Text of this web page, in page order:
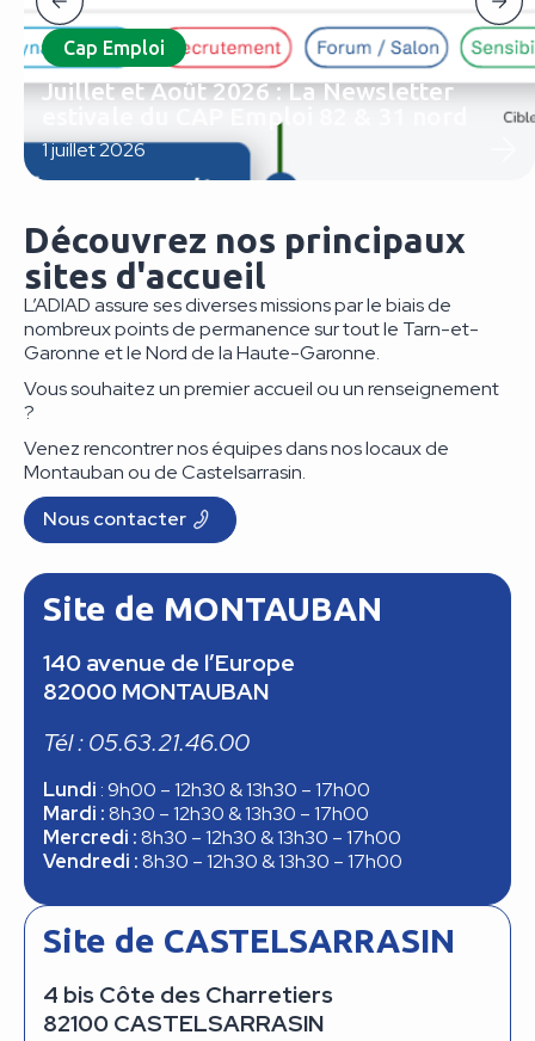
Cap Emploi
Juillet et Août 2026 : La Newsletter
estivale du CAP Emploi 82 & 31 nord
1 juillet 2026
Le CAP Emploi 82 & 31 nord dévoile sa newsletter
Voir l’actu
Découvrez nos principaux
sites d'accueil
L’ADIAD assure ses diverses missions par le biais de
nombreux points de permanence sur tout le Tarn-et-
Garonne et le Nord de la Haute-Garonne.
Vous souhaitez un premier accueil ou un renseignement
?
Venez rencontrer nos équipes dans nos locaux de
Montauban ou de Castelsarrasin.
Nous contacter
Site de MONTAUBAN
140 avenue de l’Europe
82000 MONTAUBAN
Tél : 05.63.21.46.00
Lundi : 9h00 – 12h30 & 13h30 – 17h00
Mardi :8h30 – 12h30 & 13h30 – 17h00
Mercredi :8h30 – 12h30 & 13h30 – 17h00
Vendredi :8h30 – 12h30 & 13h30 – 17h00
Site de CASTELSARRASIN
4 bis Côte des Charretiers
82100 CASTELSARRASIN